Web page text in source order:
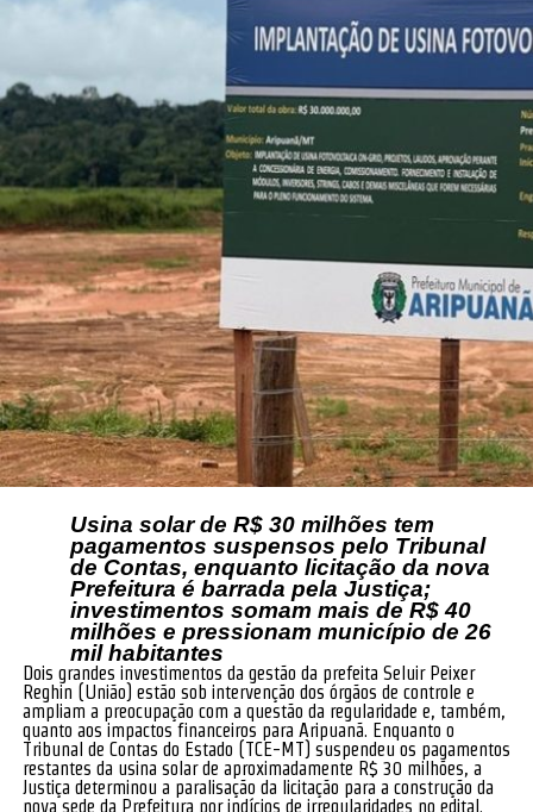
Usina solar de R$ 30 milhões tem
pagamentos suspensos pelo Tribunal
de Contas, enquanto licitação da nova
Prefeitura é barrada pela Justiça;
investimentos somam mais de R$ 40
milhões e pressionam município de 26
mil habitantes
Dois grandes investimentos da gestão da prefeita Seluir Peixer
Reghin (União) estão sob intervenção dos órgãos de controle e
ampliam a preocupação com a questão da regularidade e, também,
quanto aos impactos financeiros para Aripuanã. Enquanto o
Tribunal de Contas do Estado (TCE-MT) suspendeu os pagamentos
restantes da usina solar de aproximadamente R$ 30 milhões, a
Justiça determinou a paralisação da licitação para a construção da
nova sede da Prefeitura por indícios de irregularidades no edital.